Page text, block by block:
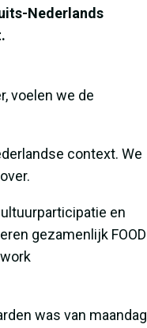
Nederlands
voelen we de
context. We
en
gezamenlijk FOOD
was van maandag